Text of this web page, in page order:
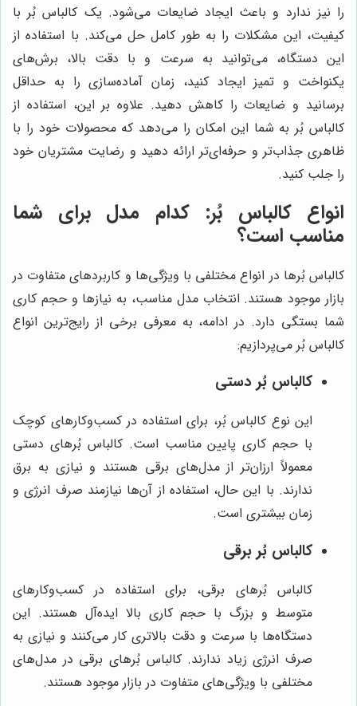
را نیز ندارد و باعث ایجاد ضایعات می‌شود. یک کالباس بُر با
کیفیت، این مشکلات را به طور کامل حل می‌کند. با استفاده از
این دستگاه، می‌توانید به سرعت و با دقت بالا، برش‌های
یکنواخت و تمیز ایجاد کنید، زمان آماده‌سازی را به حداقل
برسانید و ضایعات را کاهش دهید. علاوه بر این، استفاده از
کالباس بُر به شما این امکان را می‌دهد که محصولات خود را با
ظاهری جذاب‌تر و حرفه‌ای‌تر ارائه دهید و رضایت مشتریان خود
را جلب کنید.
انواع کالباس بُر: کدام مدل برای شما
مناسب است؟
کالباس بُرها در انواع مختلفی با ویژگی‌ها و کاربردهای متفاوت در
بازار موجود هستند. انتخاب مدل مناسب، به نیازها و حجم کاری
شما بستگی دارد. در ادامه، به معرفی برخی از رایج‌ترین انواع
کالباس بُر می‌پردازیم:
کالباس بُر دستی
این نوع کالباس بُر، برای استفاده در کسب‌وکارهای کوچک
با حجم کاری پایین مناسب است. کالباس بُرهای دستی
معمولاً ارزان‌تر از مدل‌های برقی هستند و نیازی به برق
ندارند. با این حال، استفاده از آن‌ها نیازمند صرف انرژی و
زمان بیشتری است.
کالباس بُر برقی
کالباس بُرهای برقی، برای استفاده در کسب‌وکارهای
متوسط و بزرگ با حجم کاری بالا ایده‌آل هستند. این
دستگاه‌ها با سرعت و دقت بالاتری کار می‌کنند و نیازی به
صرف انرژی زیاد ندارند. کالباس بُرهای برقی در مدل‌های
مختلفی با ویژگی‌های متفاوت در بازار موجود هستند.